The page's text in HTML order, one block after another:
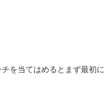
を当てはめるとまず最初に